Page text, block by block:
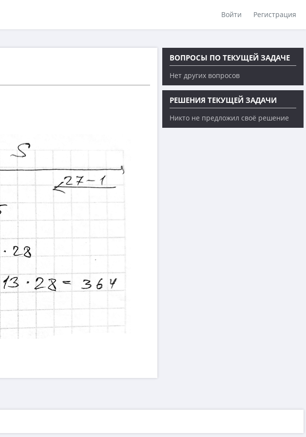
Войти Регистрация
ВОПРОСЫ ПО ТЕКУЩЕЙ ЗАДАЧЕ
Нет других вопросов
РЕШЕНИЯ ТЕКУЩЕЙ ЗАДАЧИ
Никто не предложил своё решение